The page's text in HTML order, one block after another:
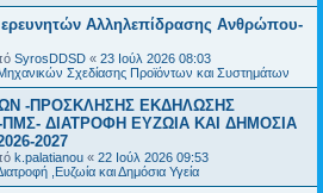
Αλληλεπίδρασης Ανθρώπου-
SyrosDDSD « 23 Ιούλ 2026 08:03
Σχεδίασης Προϊόντων και Συστημάτων
-ΠΡΟΣΚΛΗΣΗΣ ΕΚΔΗΛΩΣΗΣ
ΔΙΑΤΡΟΦΗ ΕΥΖΩΙΑ ΚΑΙ ΔΗΜΟΣΙΑ
2027
k.palatianou « 22 Ιούλ 2026 09:53
,Ευζωία και Δημόσια Υγεία